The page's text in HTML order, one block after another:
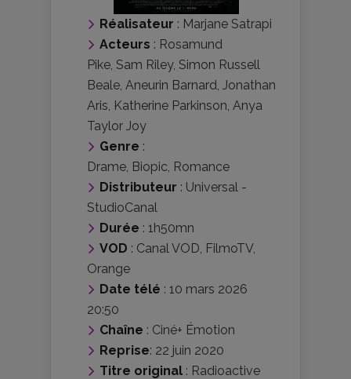
Réalisateur : Marjane Satrapi
Acteurs : Rosamund
Pike, Sam Riley, Simon Russell
Beale, Aneurin Barnard, Jonathan
Aris, Katherine Parkinson, Anya
Taylor Joy
Genre :
Drame, Biopic, Romance
Distributeur : Universal -
StudioCanal
Durée : 1h50mn
VOD : Canal VOD, FilmoTV,
Orange
Date télé : 10 mars 2026
20:50
Chaîne : Ciné+ Émotion
Reprise: 22 juin 2020
Titre original : Radioactive